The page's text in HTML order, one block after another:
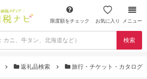
限度額をチェック お気に入り メニュー
検索
返礼品検索 旅行・チケット・カタログ